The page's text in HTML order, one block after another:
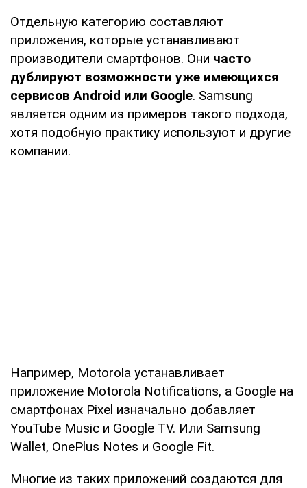
Отдельную категорию составляют
приложения, которые устанавливают
производители смартфонов. Они часто
дублируют возможности уже имеющихся
сервисов Android или Google. Samsung
является одним из примеров такого подхода,
хотя подобную практику используют и другие
компании.
Например, Motorola устанавливает
приложение Motorola Notifications, а Google на
смартфонах Pixel изначально добавляет
YouTube Music и Google TV. Или Samsung
Wallet, OnePlus Notes и Google Fit.
Многие из таких приложений создаются для